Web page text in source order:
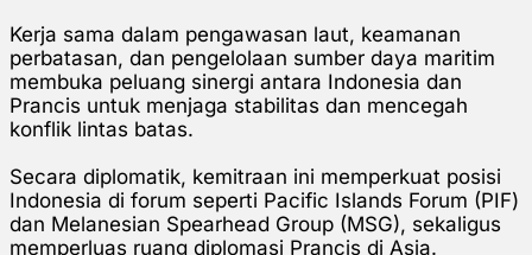
Kerja sama dalam pengawasan laut, keamanan
perbatasan, dan pengelolaan sumber daya maritim
membuka peluang sinergi antara Indonesia dan
Prancis untuk menjaga stabilitas dan mencegah
konflik lintas batas.
Secara diplomatik, kemitraan ini memperkuat posisi
Indonesia di forum seperti Pacific Islands Forum (PIF)
dan Melanesian Spearhead Group (MSG), sekaligus
memperluas ruang diplomasi Prancis di Asia.